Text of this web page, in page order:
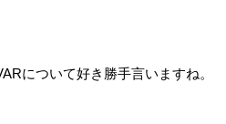
について好き勝手言いますね。